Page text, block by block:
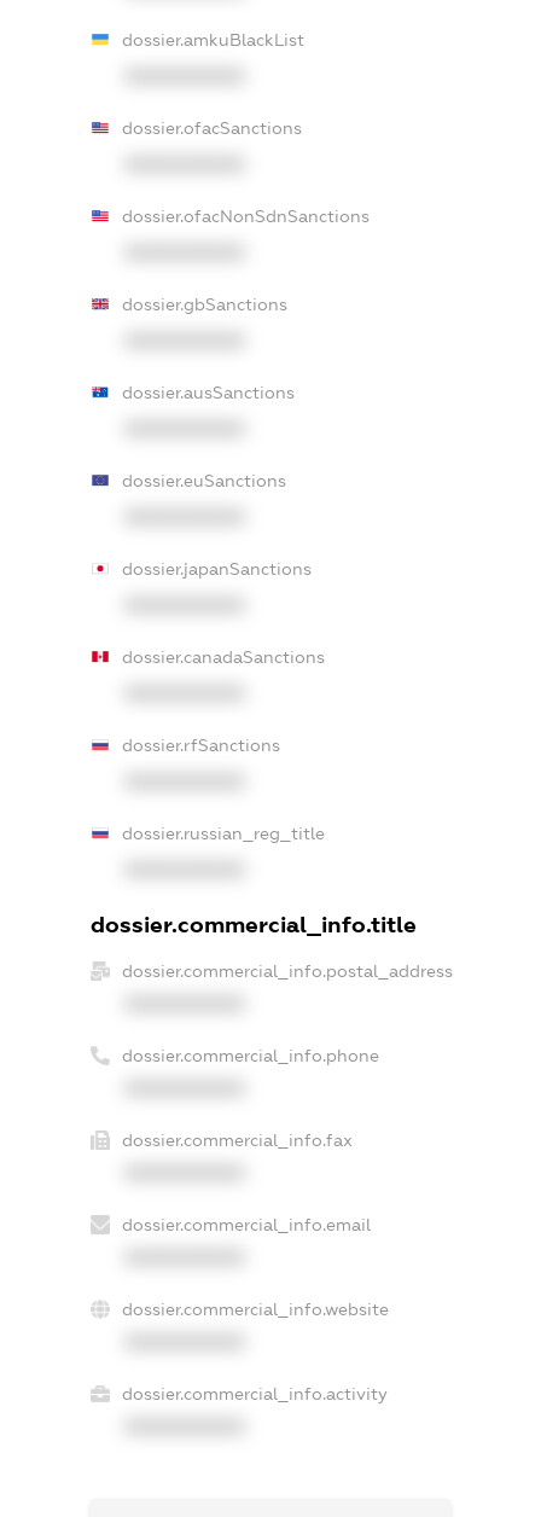
dossier.amkuBlackList
dossier.ofacSanctions
dossier.ofacNonSdnSanctions
dossier.gbSanctions
dossier.ausSanctions
dossier.euSanctions
dossier.japanSanctions
dossier.canadaSanctions
dossier.rfSanctions
dossier.russian_reg_title
dossier.commercial_info.title
dossier.commercial_info.postal_address
dossier.commercial_info.phone
dossier.commercial_info.fax
dossier.commercial_info.email
dossier.commercial_info.website
dossier.commercial_info.activity